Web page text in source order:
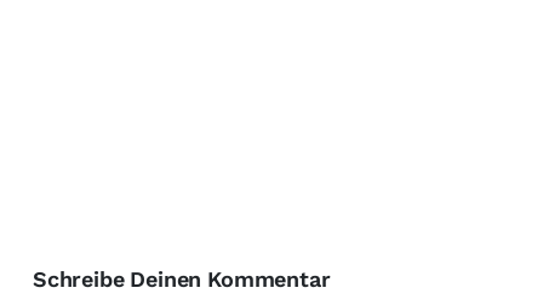
Schreibe Deinen Kommentar